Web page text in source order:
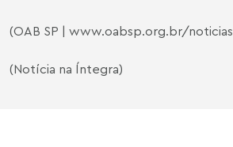
(OAB SP | www.oabsp.org.br/noticias
(Notícia na Íntegra)